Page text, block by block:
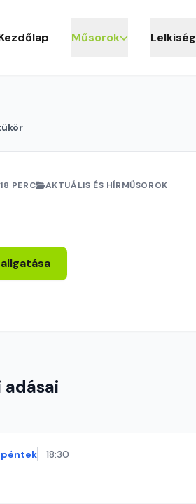
Műsorok Lelkiség
18 PERC AKTUÁLIS ÉS HÍRMŰSOROK
péntek 18:30